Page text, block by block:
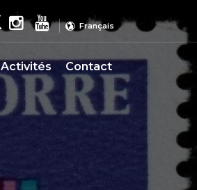
Français
Activités Contact